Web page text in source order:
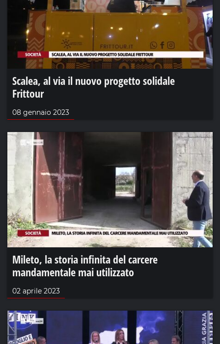
Scalea, al via il nuovo progetto solidale
Frittour
08 gennaio 2023
Mileto, la storia infinita del carcere
mandamentale mai utilizzato
02 aprile 2023